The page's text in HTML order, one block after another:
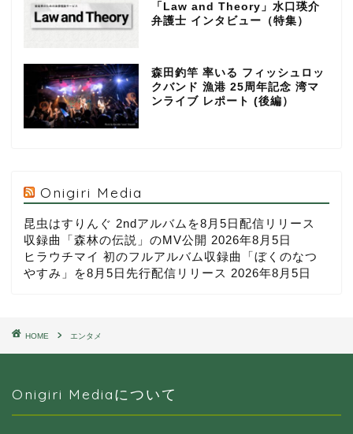
「Law and Theory」水口瑛介
弁護士 インタビュー（特集）
森田釣竿 率いる フィッシュロッ
クバンド 漁港 25周年記念 湾マ
ンライブ レポート (後編）
Onigiri Media
昆虫はすりんぐ 2ndアルバムを8月5日配信リリース
収録曲「森林の伝説」のMV公開 2026年8月5日
ヒラウチマイ 初のフルアルバム収録曲「ぼくのなつ
やすみ」を8月5日先行配信リリース 2026年8月5日
HOME エンタメ
Onigiri Mediaについて